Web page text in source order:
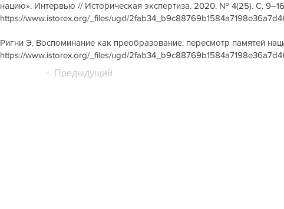
нацию». Интервью // Историческая экспертиза. 2020. № 4(25). С.
https://www.istorex.org/_files/ugd/
Ригни Э. Воспоминание как преобразование: пересмотр памятей
https://www.istorex.org/_files/ugd/
< Предыдущий